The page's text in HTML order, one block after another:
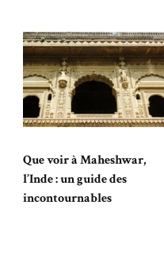
Que voir à Maheshwar,
l’Inde : un guide des
incontournables